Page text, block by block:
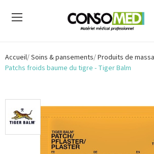
Accueil Soins & pansements Produits de
Patchs froids baume du tigre - Tiger Balm